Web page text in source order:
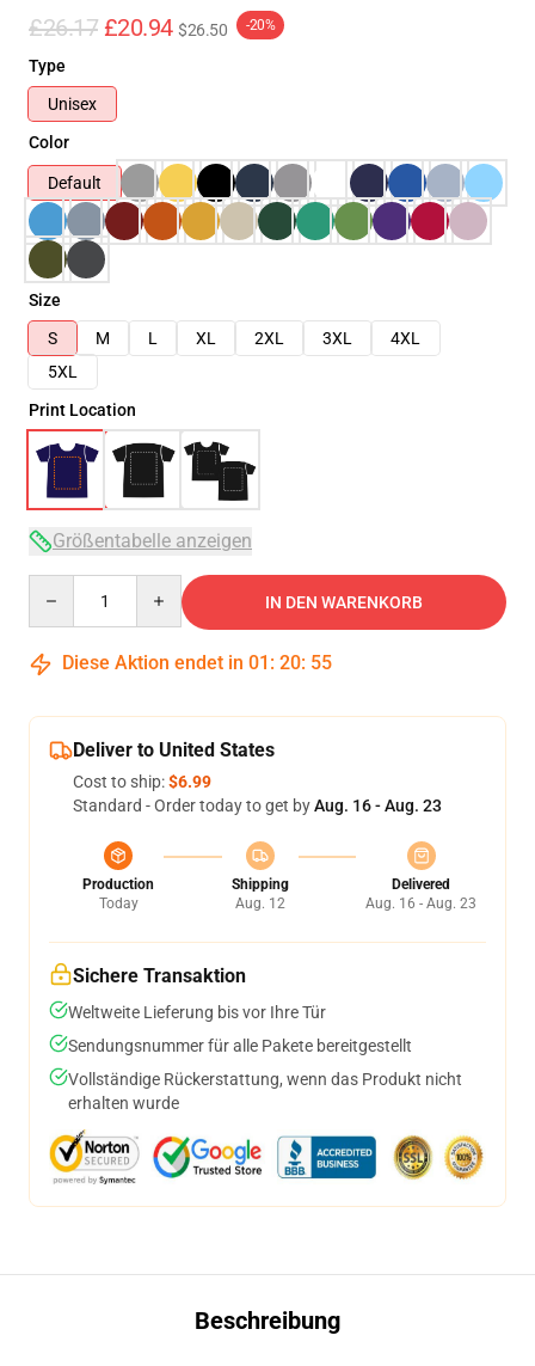
£26.17 £20.94 $26.50 -20%
Type
Unisex
Color
Default
Size
S
M L XL 2XL 3XL
4XL
5XL
Print Location
Größentabelle anzeigen
IN DEN WARENKORB
Diese Aktion endet in 01 : 20: 54
Deliver to United States
Cost to ship:$6.99
Standard - Order today to get byAug. 16 - Aug. 23
Production
Today
Shipping
Aug. 12
Delivered
Aug. 16 - Aug. 23
Sichere Transaktion
Weltweite Lieferung bis vor Ihre Tür
Sendungsnummer für alle Pakete bereitgestellt
Vollständige Rückerstattung, wenn das Produkt nicht
erhalten wurde
Beschreibung